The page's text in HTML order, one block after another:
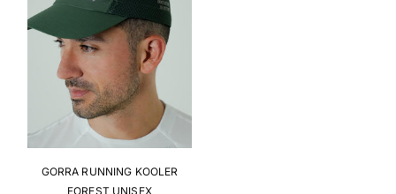
GORRA RUNNING KOOLER
FOREST UNISEX